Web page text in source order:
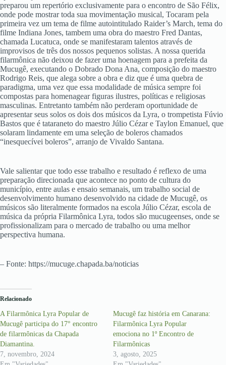
preparou um repertório exclusivamente para o encontro de São Félix,
onde pode mostrar toda sua movimentação musical, Tocaram pela
primeira vez um tema de filme autointitulado Raider’s March, tema do
filme Indiana Jones, tambem uma obra do maestro Fred Dantas,
chamada Lucatuca, onde se manifestaram talentos através de
improvisos de três dos nossos pequenos solistas. A nossa querida
filarmônica não deixou de fazer uma hoenagem para a prefeita da
Mucugê, executando o Dobrado Dona Ana, composição do maestro
Rodrigo Reis, que alega sobre a obra e diz que é uma quebra de
paradigma, uma vez que essa modalidade de música sempre foi
compostas para homenagear figuras ilustres, políticas e religiosas
masculinas. Entretanto também não perderam oportunidade de
apresentar seus solos os dois dos músicos da Lyra, o trompetista Fúvio
Bastos que é tataraneto do maestro Júlio Cézar e Taylon Emanuel, que
solaram lindamente em uma seleção de boleros chamados
“inesquecívei boleros”, arranjo de Vivaldo Santana.
Vale salientar que todo esse trabalho e resultado é reflexo de uma
preparação direcionada que acontece no ponto de cultura do
município, entre aulas e ensaio semanais, um trabalho social de
desenvolvimento humano desenvolvido na cidade de Mucugê, os
músicos são literalmente formados na escola Júlio Cézar, escola de
música da própria Filarmônica Lyra, todos são mucugeenses, onde se
profissionalizam para o mercado de trabalho ou uma melhor
perspectiva humana.
– Fonte: https://mucuge.chapada.ba/noticias
Relacionado
A Filarmônica Lyra Popular de
Mucugê participa do 17° encontro
de filarmônicas da Chapada
Diamantina.
7, novembro, 2024
Mucugê faz história em Canarana:
Filarmônica Lyra Popular
emociona no 1º Encontro de
Filarmônicas
3, agosto, 2025